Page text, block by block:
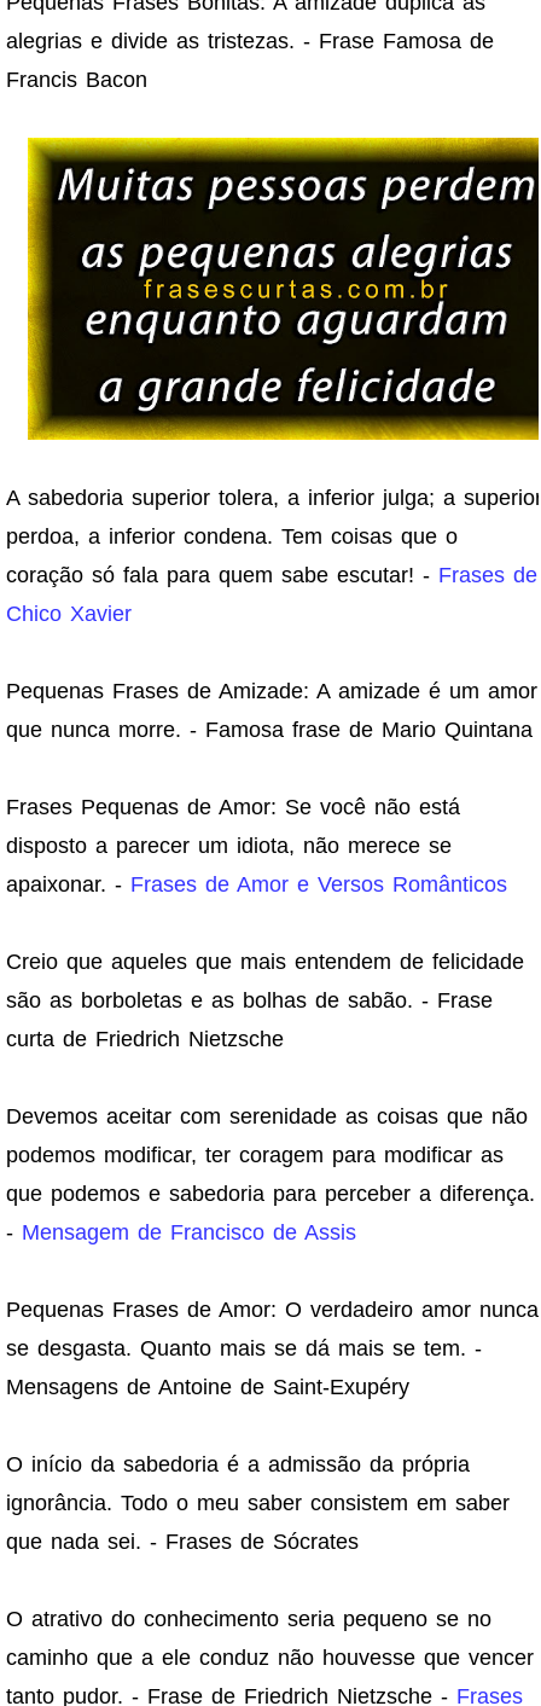
alegrias e divide as tristezas. - Frase Famosa de
Francis Bacon
A sabedoria superior tolera, a inferior julga; a superior
perdoa, a inferior condena. Tem coisas que o
coração só fala para quem sabe escutar! - Frases de
Chico Xavier
Pequenas Frases de Amizade: A amizade é um amor
que nunca morre. - Famosa frase de Mario Quintana
Frases Pequenas de Amor: Se você não está
disposto a parecer um idiota, não merece se
apaixonar. - Frases de Amor e Versos Românticos
Creio que aqueles que mais entendem de felicidade
são as borboletas e as bolhas de sabão. - Frase
curta de Friedrich Nietzsche
Devemos aceitar com serenidade as coisas que não
podemos modificar, ter coragem para modificar as
que podemos e sabedoria para perceber a diferença.
- Mensagem de Francisco de Assis
Pequenas Frases de Amor: O verdadeiro amor nunca
se desgasta. Quanto mais se dá mais se tem. -
Mensagens de Antoine de Saint-Exupéry
O início da sabedoria é a admissão da própria
ignorância. Todo o meu saber consistem em saber
que nada sei. - Frases de Sócrates
O atrativo do conhecimento seria pequeno se no
caminho que a ele conduz não houvesse que vencer
tanto pudor. - Frase de Friedrich Nietzsche - Frases